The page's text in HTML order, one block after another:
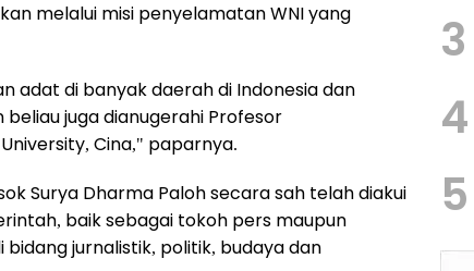
melalui misi penyelamatan WNI yang
adat di banyak daerah di Indonesia dan
juga dianugerahi Profesor
Cina," paparnya.
Surya Dharma Paloh secara sah telah diakui
baik sebagai tokoh pers maupun
jurnalistik, politik, budaya dan
3
4
5